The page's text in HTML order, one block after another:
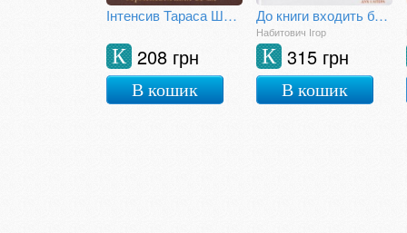
Інтенсив Тараса Шевченка. Герменевтичний об'єм
208 грн
К
В кошик
До книги входить близько 300 невеликих есеїв про світ ідей та образів Тараса Шевченка (1814–1861) – поета, художника, музиканта, мислителя. Шевченко постає тут людиною, яка надзвичайно тонко й трепетно відчуває природу, мистецтво, життя в усіх його проява
Набитович Ігор
315 грн
К
В кошик